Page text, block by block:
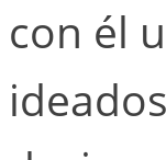
con él